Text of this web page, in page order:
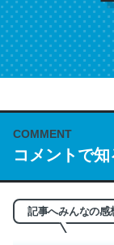
COMMENT
コメントで知
記事へみんなの感
これは名文。
う。英語少しで
れ好き。Let’s
─今のこの状況が